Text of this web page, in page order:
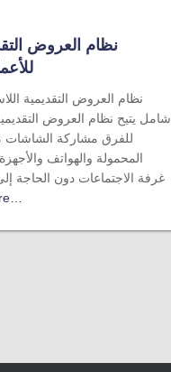
نظام العروض
نظام العروض التقديمية
شامل يتيح نظام العروض
للفرق مشاركة الشاشات
المحمولة والهواتف
غرفة الاجتماعات دون الحاجة